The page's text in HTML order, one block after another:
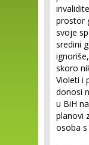
prostor
svoje
sredini
skoro
Violeti i
donosi
u BiH
planovi
osoba